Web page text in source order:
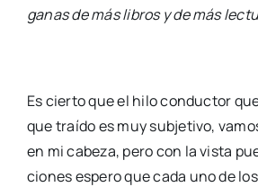
ganas de más libros y de más
Es cier­to que el hilo con­duc­tor
que traí­do es muy sub­je­ti­vo,
en mi cabe­za, pero con la vis­ta
cio­nes espe­ro que cada uno de